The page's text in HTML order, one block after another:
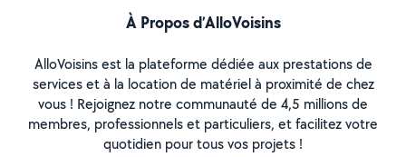
À Propos d’AlloVoisins
AlloVoisins est la plateforme dédiée aux prestations de
services et à la location de matériel à proximité de chez
vous ! Rejoignez notre communauté de 4,5 millions de
membres, professionnels et particuliers, et facilitez votre
quotidien pour tous vos projets !